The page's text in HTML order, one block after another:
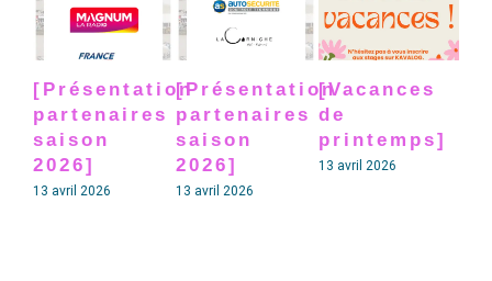
[Présentation
partenaires
saison
2026]
13 avril 2026
[Présentation
partenaires
saison
2026]
13 avril 2026
[Vacances
de
printemps]
13 avril 2026